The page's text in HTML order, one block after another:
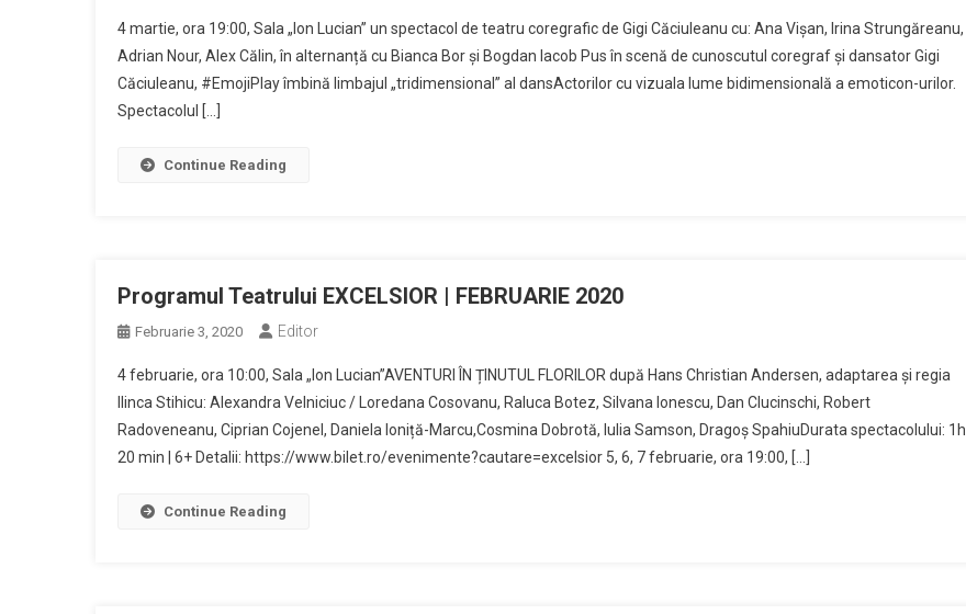
4 martie, ora 19:00, Sala „Ion Lucian” un spectacol de teatru coregrafic de Gigi Căciuleanu cu: Ana Vișan, Irina Strungăreanu,
Adrian Nour, Alex Călin, în alternanță cu Bianca Bor și Bogdan Iacob Pus în scenă de cunoscutul coregraf și dansator Gigi
Căciuleanu, #EmojiPlay îmbină limbajul „tridimensional” al dansActorilor cu vizuala lume bidimensională a emoticon-urilor.
Spectacolul […]
Continue Reading
Programul Teatrului EXCELSIOR | FEBRUARIE 2020
Februarie 3, 2020 Editor
4 februarie, ora 10:00, Sala „Ion Lucian”AVENTURI ÎN ȚINUTUL FLORILOR după Hans Christian Andersen, adaptarea și regia
Ilinca Stihicu: Alexandra Velniciuc / Loredana Cosovanu, Raluca Botez, Silvana Ionescu, Dan Clucinschi, Robert
Radoveneanu, Ciprian Cojenel, Daniela Ioniță-Marcu,Cosmina Dobrotă, Iulia Samson, Dragoș SpahiuDurata spectacolului: 1h
20 min | 6+ Detalii: https://www.bilet.ro/evenimente?cautare=excelsior 5, 6, 7 februarie, ora 19:00, […]
Continue Reading